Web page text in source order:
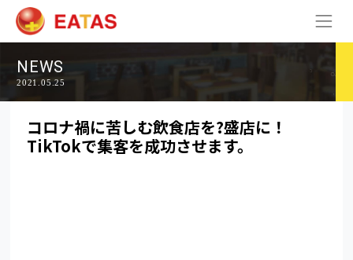
NEWS
2021.05.25
コロナ禍に苦しむ飲食店を?盛店に！
TikTokで集客を成功させます。